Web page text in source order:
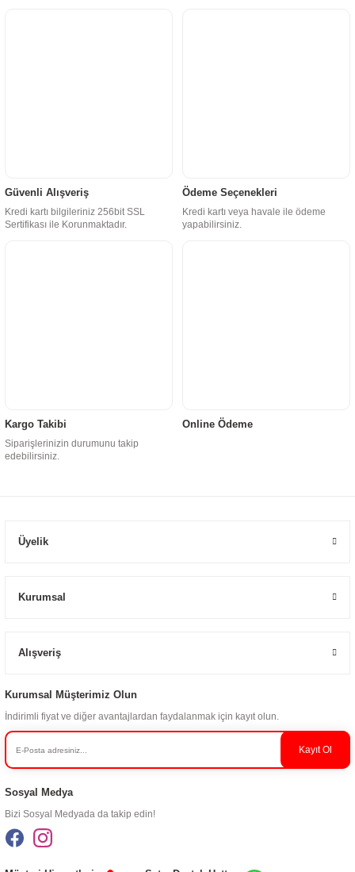
Güvenli Alışveriş
Kredi kartı bilgileriniz 256bit SSL
Sertifikası ile Korunmaktadır.
Ödeme Seçenekleri
Kredi kartı veya havale ile ödeme
yapabilirsiniz.
Kargo Takibi
Siparişlerinizin durumunu takip
edebilirsiniz.
Online Ödeme
Üyelik
Kurumsal
Alışveriş
Kurumsal Müşterimiz Olun
İndirimli fiyat ve diğer avantajlardan faydalanmak için kayıt olun.
Kayıt Ol
Sosyal Medya
Bizi Sosyal Medyada da takip edin!